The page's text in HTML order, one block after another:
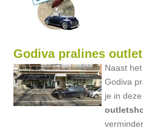
Godiva pralines
Naast
Godiva
je in
outlet